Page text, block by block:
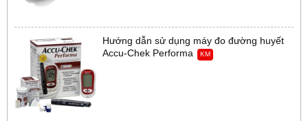
Hướng dẫn sử dụng máy đo đường huyết
Accu-Chek Performa
KM